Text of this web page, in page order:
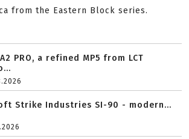
from the Eastern Block series.
PRO, a refined MP5 from LCT
Strike Industries SI-90 - modern...